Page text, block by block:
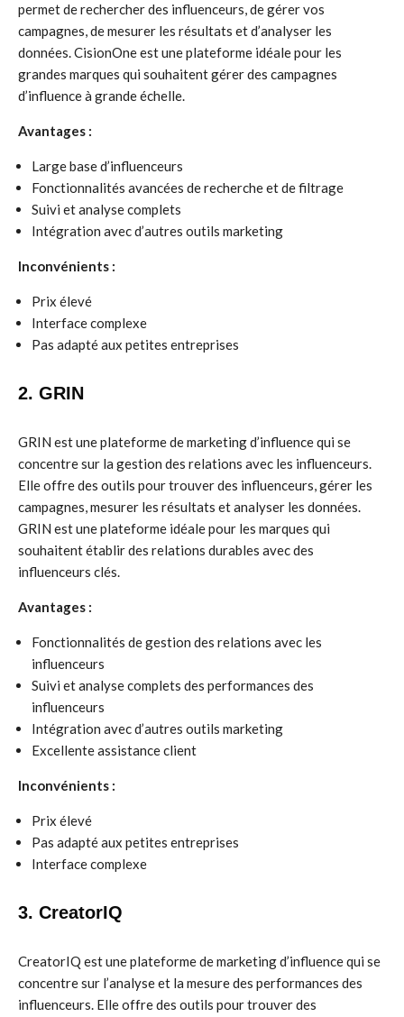
permet de rechercher des influenceurs, de gérer vos
campagnes, de mesurer les résultats et d’analyser les
données. CisionOne est une plateforme idéale pour les
grandes marques qui souhaitent gérer des campagnes
d’influence à grande échelle.
Avantages :
Large base d’influenceurs
Fonctionnalités avancées de recherche et de filtrage
Suivi et analyse complets
Intégration avec d’autres outils marketing
Inconvénients :
Prix élevé
Interface complexe
Pas adapté aux petites entreprises
2. GRIN
GRIN est une plateforme de marketing d’influence qui se
concentre sur la gestion des relations avec les influenceurs.
Elle offre des outils pour trouver des influenceurs, gérer les
campagnes, mesurer les résultats et analyser les données.
GRIN est une plateforme idéale pour les marques qui
souhaitent établir des relations durables avec des
influenceurs clés.
Avantages :
Fonctionnalités de gestion des relations avec les
influenceurs
Suivi et analyse complets des performances des
influenceurs
Intégration avec d’autres outils marketing
Excellente assistance client
Inconvénients :
Prix élevé
Pas adapté aux petites entreprises
Interface complexe
3. CreatorIQ
CreatorIQ est une plateforme de marketing d’influence qui se
concentre sur l’analyse et la mesure des performances des
influenceurs. Elle offre des outils pour trouver des